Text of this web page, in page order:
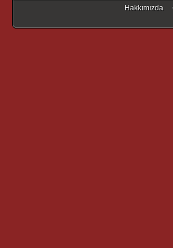
Hakkımızda